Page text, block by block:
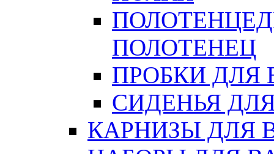
ПОЛОТЕНЕЦ
ПРОБКИ ДЛЯ
СИДЕНЬЯ
КАРНИЗЫ ДЛЯ